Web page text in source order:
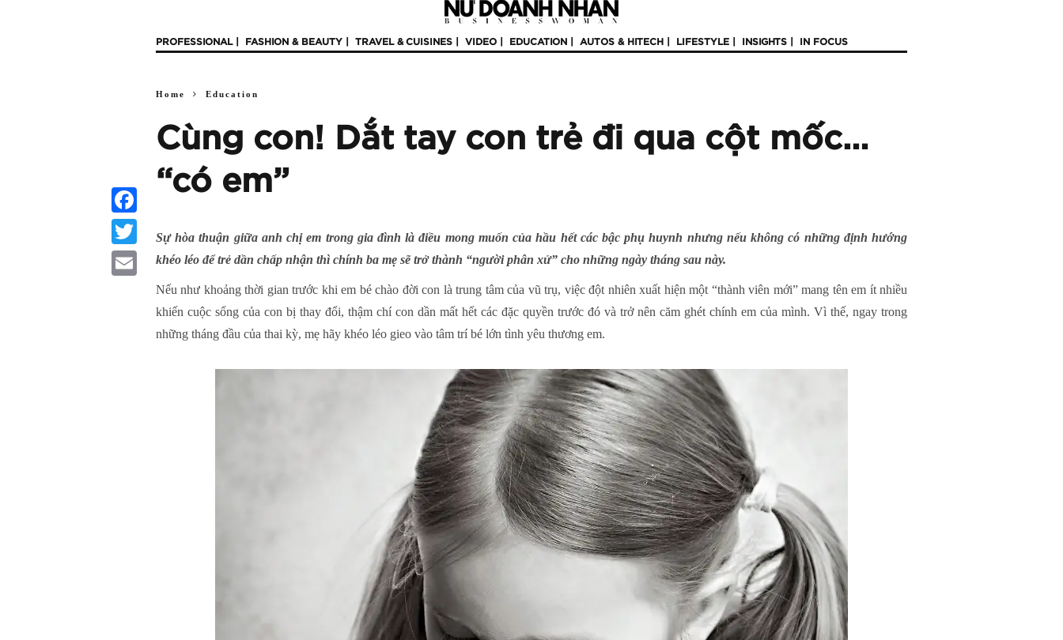
PROFESSIONAL FASHION & BEAUTY TRAVEL & CUISINES VIDEO EDUCATION AUTOS & HITECH LIFESTYLE INSIGHTS IN FOCUS
Home Education
Cùng con! Dắt tay con trẻ đi qua cột mốc…
“có em”
Sự hòa thuận giữa anh chị em trong gia đình là điều mong muốn của hầu hết các bậc phụ huynh nhưng nếu không có những định hướng
khéo léo để trẻ dần chấp nhận thì chính ba mẹ sẽ trở thành “người phân xử” cho những ngày tháng sau này.
Nếu như khoảng thời gian trước khi em bé chào đời con là trung tâm của vũ trụ, việc đột nhiên xuất hiện một “thành viên mới” mang tên em ít nhiều
khiến cuộc sống của con bị thay đổi, thậm chí con dần mất hết các đặc quyền trước đó và trở nên căm ghét chính em của mình. Vì thế, ngay trong
những tháng đầu của thai kỳ, mẹ hãy khéo léo gieo vào tâm trí bé lớn tình yêu thương em.
Facebook
Twitter